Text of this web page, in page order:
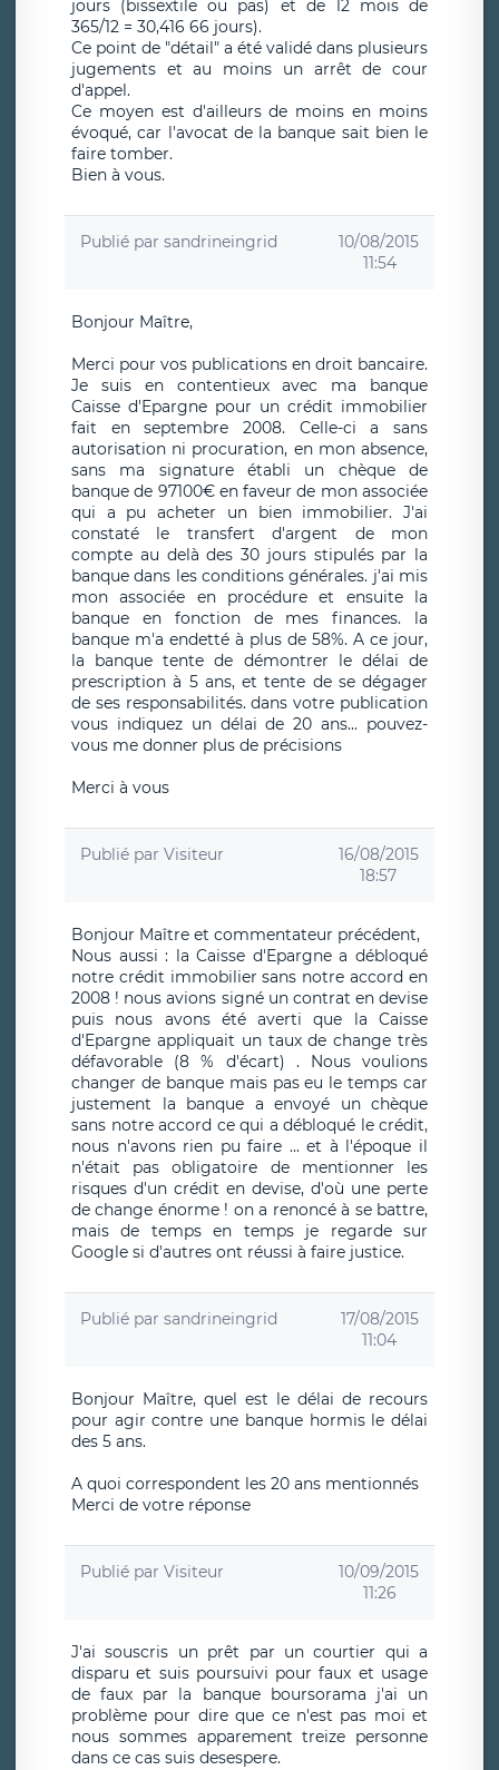
jours (bissextile ou pas) et de 12 mois de
365/12 = 30,416 66 jours).
Ce point de "détail" a été validé dans plusieurs
jugements et au moins un arrêt de cour
d'appel.
Ce moyen est d'ailleurs de moins en moins
évoqué, car l'avocat de la banque sait bien le
faire tomber.
Bien à vous.
Publié par sandrineingrid
10/08/2015
11:54
Bonjour Maître,
Merci pour vos publications en droit bancaire.
Je suis en contentieux avec ma banque
Caisse d'Epargne pour un crédit immobilier
fait en septembre 2008. Celle-ci a sans
autorisation ni procuration, en mon absence,
sans ma signature établi un chèque de
banque de 97100€ en faveur de mon associée
qui a pu acheter un bien immobilier. J'ai
constaté le transfert d'argent de mon
compte au delà des 30 jours stipulés par la
banque dans les conditions générales. j'ai mis
mon associée en procédure et ensuite la
banque en fonction de mes finances. la
banque m'a endetté à plus de 58%. A ce jour,
la banque tente de démontrer le délai de
prescription à 5 ans, et tente de se dégager
de ses responsabilités. dans votre publication
vous indiquez un délai de 20 ans... pouvez-
vous me donner plus de précisions
Merci à vous
Publié par Visiteur
16/08/2015
18:57
Bonjour Maître et commentateur précédent,
Nous aussi : la Caisse d'Epargne a débloqué
notre crédit immobilier sans notre accord en
2008 ! nous avions signé un contrat en devise
puis nous avons été averti que la Caisse
d'Epargne appliquait un taux de change très
défavorable (8 % d'écart) . Nous voulions
changer de banque mais pas eu le temps car
justement la banque a envoyé un chèque
sans notre accord ce qui a débloqué le crédit,
nous n'avons rien pu faire ... et à l'époque il
n'était pas obligatoire de mentionner les
risques d'un crédit en devise, d'où une perte
de change énorme ! on a renoncé à se battre,
mais de temps en temps je regarde sur
Google si d'autres ont réussi à faire justice.
Publié par sandrineingrid
17/08/2015
11:04
Bonjour Maître, quel est le délai de recours
pour agir contre une banque hormis le délai
des 5 ans.
A quoi correspondent les 20 ans mentionnés
Merci de votre réponse
Publié par Visiteur
10/09/2015
11:26
J'ai souscris un prêt par un courtier qui a
disparu et suis poursuivi pour faux et usage
de faux par la banque boursorama j'ai un
problème pour dire que ce n'est pas moi et
nous sommes apparement treize personne
dans ce cas suis desespere.